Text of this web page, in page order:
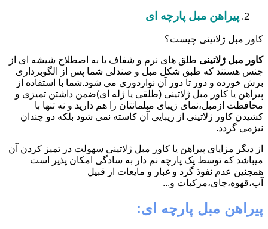
پیراهن مبل پارچه ای
کاور مبل ژلاتینی چیست؟
کاور مبل ژلاتینی طلق های نرم و شفاف یا به اصطلاح شیشه ای از
جنس هستند که طبق شکل مبل و صندلی شما پس از الگوبرداری
برش خورده و دور تا دور آن نواردوزی می شود.شما با استفاده از
پیراهن یا کاور مبل ژلاتینی (طلقی یا ژله ای)ضمن داشتن تمیزی و
محافظت ازمبل،نمای زیبای مبلمانتان را هم دارید و نه تنها با
کشیدن کاور ژلاتینی از زیبایی آن کاسته نمی شود بلکه دو چندان
نیزمی گردد.
از دیگر مزایای پیراهن یا کاور مبل ژلاتینی سهولت در تمیز کردن آن
میباشد که توسط یک پارچه نم دار به سادگی امکان پذیر است
همچنین عدم نفوذ گرد و غبار و مایعات از قبیل
آب،قهوه،چای،مرکبات و...
پیراهن مبل پارچه ای: